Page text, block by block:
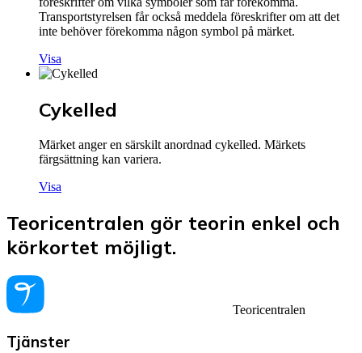
Transportstyrelsen får också meddela föreskrifter om att det
inte behöver förekomma någon symbol på märket.
Visa
Cykelled
Märket anger en särskilt anordnad cykelled. Märkets
färgsättning kan variera.
Visa
Teoricentralen gör teorin enkel och
körkortet möjligt.
Teoricentralen
Tjänster